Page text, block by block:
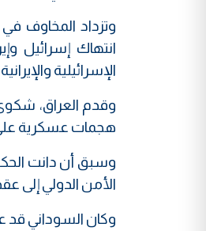
وتزداد المخاوف
انتهاك إسرائيل
الإسرائيلية
وقدم العراق،
هجمات عسكرية على
وسبق أن دانت
الأمن الدولي إلى
وكان السوداني قد